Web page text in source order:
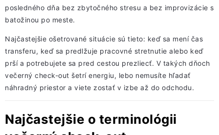
posledného dňa bez zbytočného stresu a bez improvizácie s
batožinou po meste.
Najčastejšie ošetrované situácie sú tieto: keď sa mení čas
transferu, keď sa predlžuje pracovné stretnutie alebo keď
prší a potrebujete sa pred cestou prezliecť. V takých dňoch
večerný check-out šetrí energiu, lebo nemusíte hľadať
náhradný priestor a viete zostať v izbe až do odchodu.
Najčastejšie o terminológii